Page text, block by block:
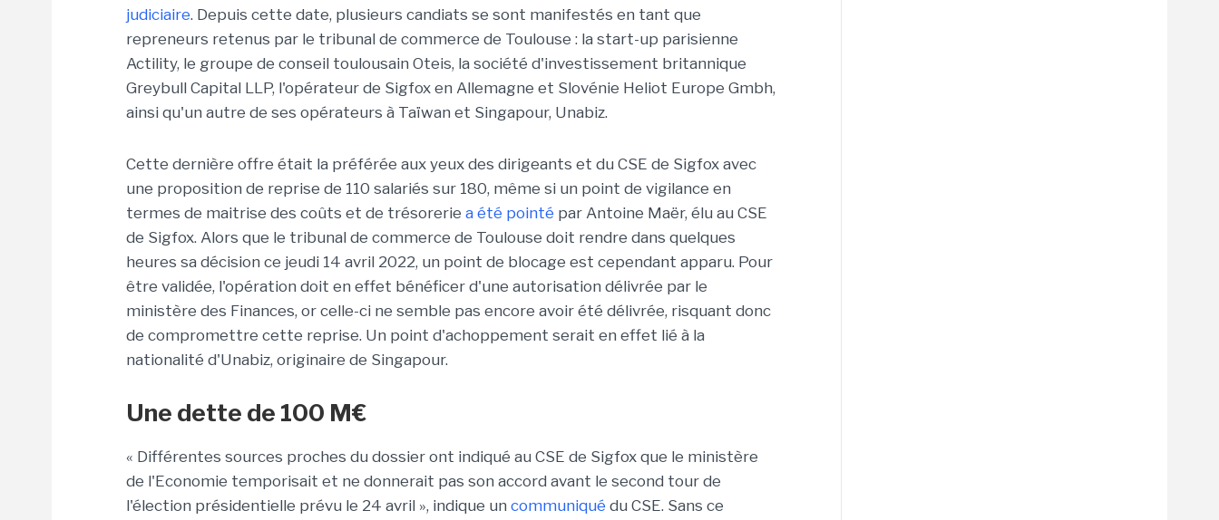
judiciaire. Depuis cette date, plusieurs candiats se sont manifestés en tant que
repreneurs retenus par le tribunal de commerce de Toulouse : la start-up parisienne
Actility, le groupe de conseil toulousain Oteis, la société d'investissement britannique
Greybull Capital LLP, l'opérateur de Sigfox en Allemagne et Slovénie Heliot Europe Gmbh,
ainsi qu'un autre de ses opérateurs à Taïwan et Singapour, Unabiz.
Cette dernière offre était la préférée aux yeux des dirigeants et du CSE de Sigfox avec
une proposition de reprise de 110 salariés sur 180, même si un point de vigilance en
termes de maitrise des coûts et de trésorerie a été pointé par Antoine Maër, élu au CSE
de Sigfox. Alors que le tribunal de commerce de Toulouse doit rendre dans quelques
heures sa décision ce jeudi 14 avril 2022, un point de blocage est cependant apparu. Pour
être validée, l'opération doit en effet bénéficer d'une autorisation délivrée par le
ministère des Finances, or celle-ci ne semble pas encore avoir été délivrée, risquant donc
de compromettre cette reprise. Un point d'achoppement serait en effet lié à la
nationalité d'Unabiz, originaire de Singapour.
Une dette de 100 M€
« Différentes sources proches du dossier ont indiqué au CSE de Sigfox que le ministère
de l'Economie temporisait et ne donnerait pas son accord avant le second tour de
l'élection présidentielle prévu le 24 avril », indique un communiqué du CSE. Sans ce